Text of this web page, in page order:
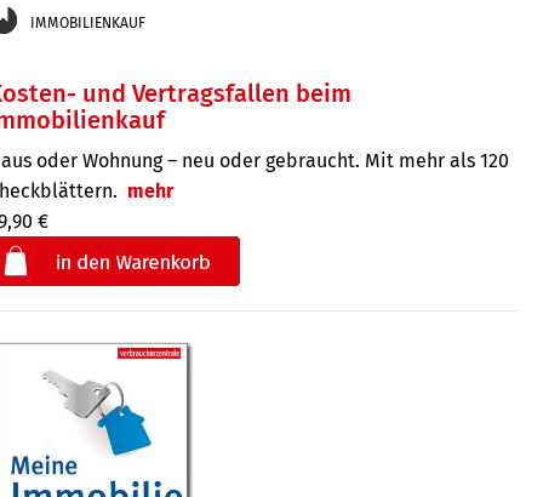
IMMOBILIENKAUF
und Vertragsfallen beim
oder Wohnung – neu oder gebraucht. Mit mehr als 120
mehr
€